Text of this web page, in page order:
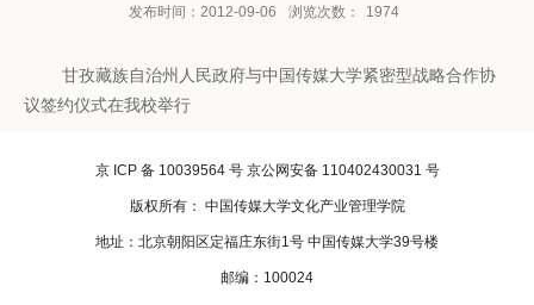
发布时间：2012-09-06 浏览次数： 1974
甘孜藏族自治州人民政府与中国传媒大学紧密型战略合作协
议签约仪式在我校举行
京 ICP 备 10039564 号 京公网安备 110402430031 号
版权所有： 中国传媒大学文化产业管理学院
地址：北京朝阳区定福庄东街1号 中国传媒大学39号楼
邮编：100024